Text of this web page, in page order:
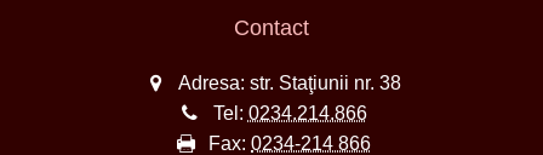
Contact
Adresa: str. Staţiunii nr. 38
Tel: 0234.214.866
Fax: 0234-214 866